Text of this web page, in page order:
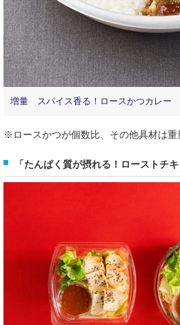
増量 スパイス香る！ロースかつカレー
※ロースかつが個数比、その他具材は重
「たんぱく質が摂れる！ローストチ